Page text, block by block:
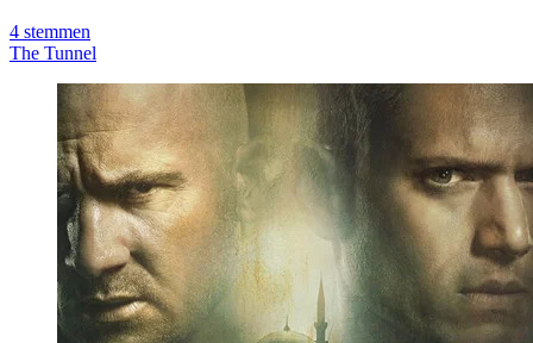
4 stemmen
The Tunnel